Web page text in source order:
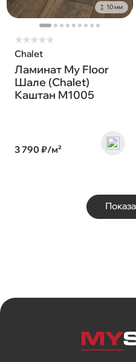
10 мм
★★★★★
Chalet
Ламинат My Floor
Шале (Chalet)
Каштан M1005
3 790 ₽/м²